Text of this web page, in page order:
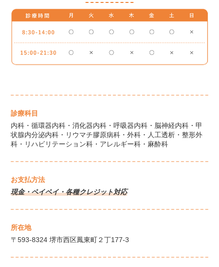
診療科目
内科・循環器内科・消化器内科・呼吸器内科・脳神経内科・甲
状腺内分泌内科・リウマチ膠原病科・外科・人工透析・整形外
科・リハビリテーション科・アレルギー科・麻酔科
お支払方法
現金・ペイペイ・各種クレジット対応
所在地
〒593-8324 堺市西区鳳東町２丁177-3